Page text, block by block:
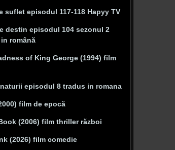
suflet episodul 117-118 Hapyy TV
destin episodul 104 sezonul 2
română
of King George (1994) film
episodul 8 tradus in romana
film de epocă
(2006) film thriller război
(2026) film comedie